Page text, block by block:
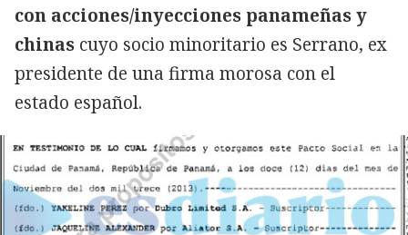
con acciones/inyecciones panameñas y
chinas cuyo socio minoritario es Serrano, ex
presidente de una firma morosa con el
estado español.